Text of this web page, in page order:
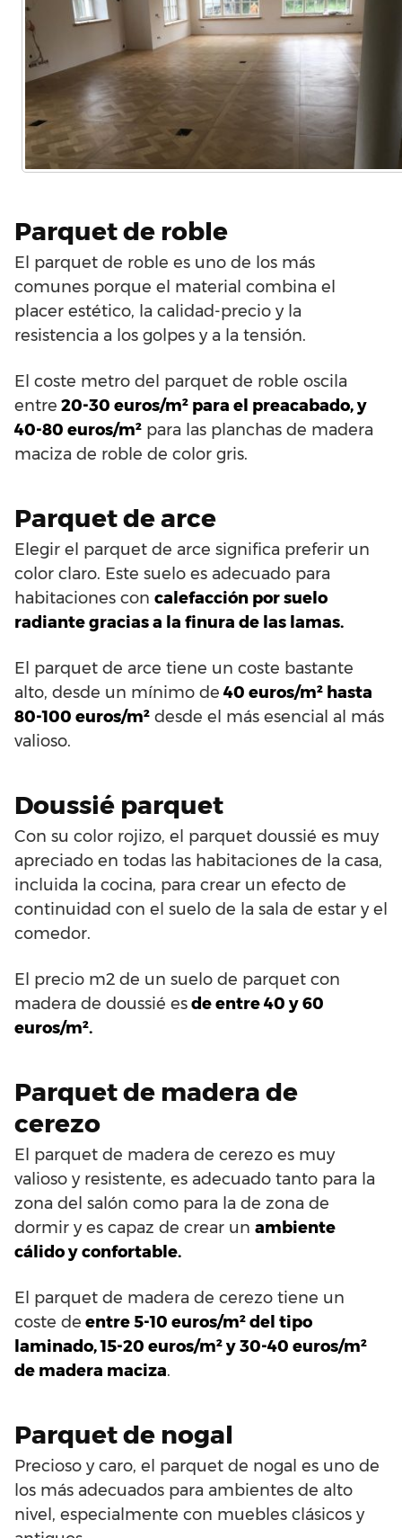
Parquet de roble
El parquet de roble es uno de los más
comunes porque el material combina el
placer estético, la calidad-precio y la
resistencia a los golpes y a la tensión.
El coste metro del parquet de roble oscila
entre 20-30 euros/m² para el preacabado, y
40-80 euros/m² para las planchas de madera
maciza de roble de color gris.
Parquet de arce
Elegir el parquet de arce significa preferir un
color claro. Este suelo es adecuado para
habitaciones con calefacción por suelo
radiante gracias a la finura de las lamas.
El parquet de arce tiene un coste bastante
alto, desde un mínimo de 40 euros/m² hasta
80-100 euros/m² desde el más esencial al más
valioso.
Doussié parquet
Con su color rojizo, el parquet doussié es muy
apreciado en todas las habitaciones de la casa,
incluida la cocina, para crear un efecto de
continuidad con el suelo de la sala de estar y el
comedor.
El precio m2 de un suelo de parquet con
madera de doussié esde entre 40 y 60
euros/m².
Parquet de madera de
cerezo
El parquet de madera de cerezo es muy
valioso y resistente, es adecuado tanto para la
zona del salón como para la de zona de
dormir y es capaz de crear un ambiente
cálido y confortable.
El parquet de madera de cerezo tiene un
coste de entre 5-10 euros/m² del tipo
laminado, 15-20 euros/m² y 30-40 euros/m²
de madera maciza.
Parquet de nogal
Precioso y caro, el parquet de nogal es uno de
los más adecuados para ambientes de alto
nivel, especialmente con muebles clásicos y